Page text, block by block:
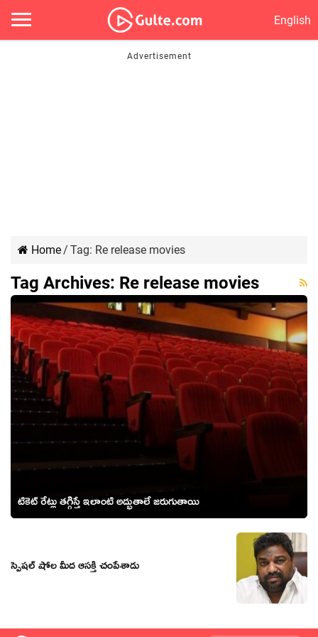
English
Home/ Tag: Re release movies
Tag Archives: Re release movies
టికెట్ రేట్లు తగ్గిస్తే ఇలాంటి అద్భుతాలే జరుగుతాయి
స్పెషల్ షోల మీద ఆసక్తి చంపేశాడు